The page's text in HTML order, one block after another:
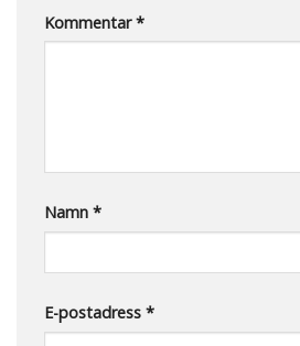
Kommentar*
Namn *
E-postadress *